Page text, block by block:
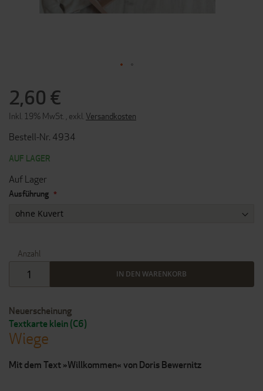
Neuerscheinung
Textkarte klein (C6)
Wiege
Mit dem Text »Willkommen« von Doris Bewernitz
2,60 €
Inkl. 19% MwSt. exkl. Versandkosten
Bestell-Nr. 4934
AUF LAGER
Auf Lager
Ausführung
Anzahl
IN DEN WARENKORB
SPRINGEN